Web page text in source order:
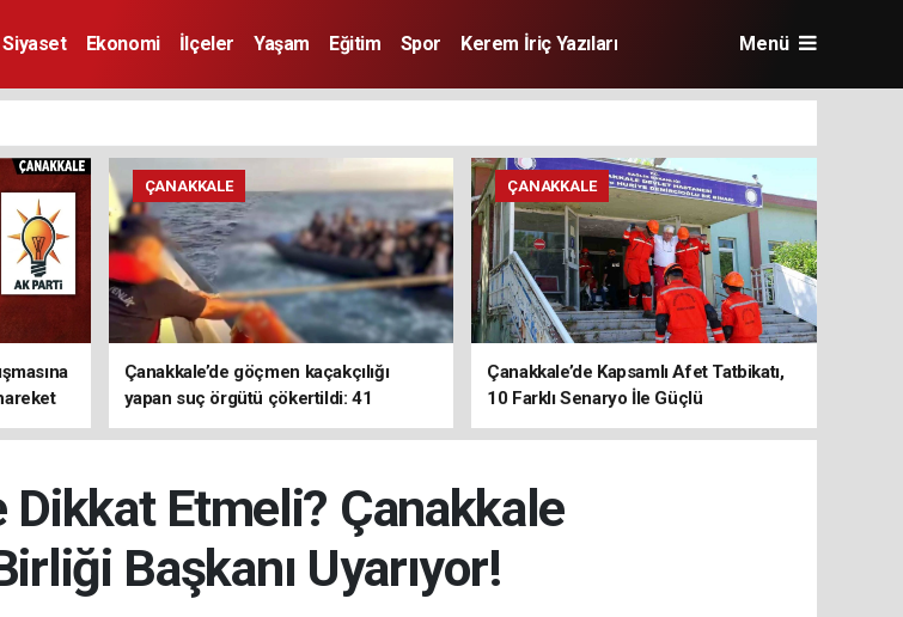
Siyaset Ekonomi İlçeler Yaşam Eğitim Spor Kerem İriç Yazıları Menü
ÇANAKKALE
Çanakkale’de göçmen kaçakçılığı
yapan suç örgütü çökertildi: 41
tutuklama
ÇANAKKALE
Çanakkale’de Kapsamlı Afet Tatbikatı,
10 Farklı Senaryo İle Güçlü
Koordinasyon
Dikkat Etmeli? Çanakkale
Başkanı Uyarıyor!